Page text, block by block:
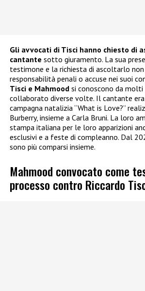
Gli avvocati di Tisci hanno chiesto di
cantante sotto giuramento. La sua
testimone e la richiesta di ascoltarlo
responsabilità penali o accuse nei suoi
Tisci e Mahmood si conoscono da molti
collaborato diverse volte. Il cantante
campagna natalizia “What is Love?”
Burberry, insieme a Carla Bruni. La loro
stampa italiana per le loro apparizioni
esclusivi e a feste di compleanno. Dal
sono più comparsi insieme.
Mahmood convocato come
processo contro Riccardo